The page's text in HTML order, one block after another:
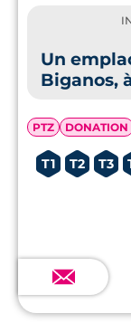
Un
Biganos,
PTZ DONATION
T1 T2 T3